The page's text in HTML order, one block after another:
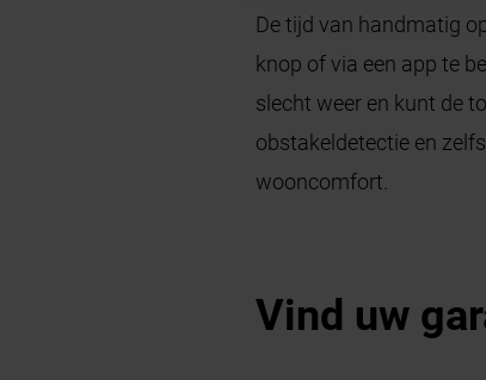
De tijd van handmatig
knop of via een app te
slecht weer en kunt de
obstakeldetectie en
wooncomfort.
Vind uw